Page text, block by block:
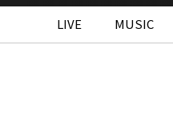
LIVE MUSIC